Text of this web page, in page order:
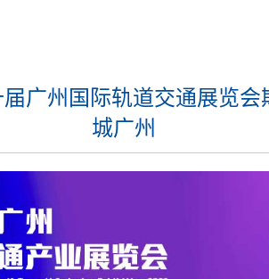
广州国际轨道交通展览
城广州